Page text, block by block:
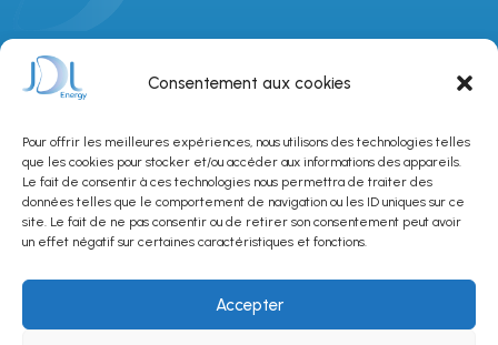
Consentement aux cookies
Pour offrir les meilleures expériences, nous utilisons des technologies telles
que les cookies pour stocker et/ou accéder aux informations des appareils.
Le fait de consentir à ces technologies nous permettra de traiter des
données telles que le comportement de navigation ou les ID uniques sur ce
site. Le fait de ne pas consentir ou de retirer son consentement peut avoir
un effet négatif sur certaines caractéristiques et fonctions.
Accepter
ABONNEZ-VOUS À LA NEWSLETTER JDLGROUPE
SUBSCRIBE